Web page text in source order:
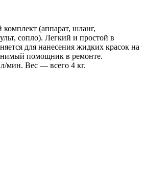
(аппарат, шланг,
сопло). Легкий и простой в
для нанесения жидких красок на
помощник в ремонте.
мин. Вес — всего 4 кг.